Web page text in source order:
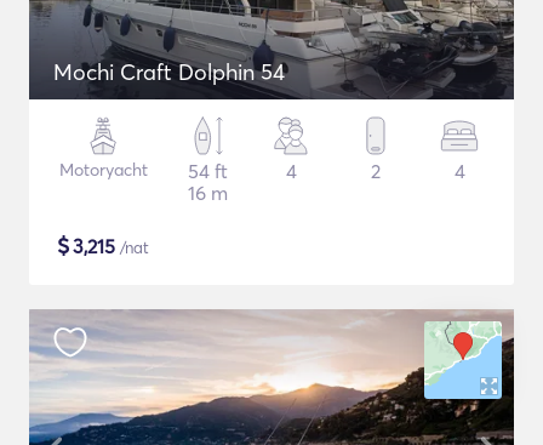
Mochi Craft Dolphin 54
Motoryacht
54 ft
16 m
4 2 4
$3,215 /nat